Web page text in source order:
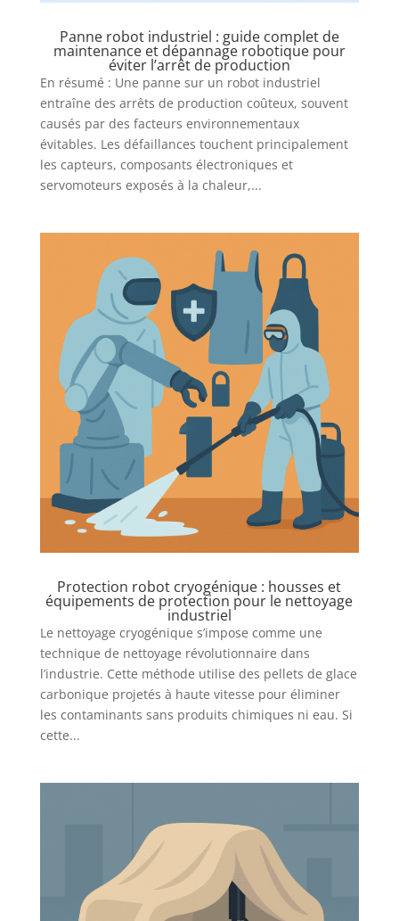
Panne robot industriel : guide complet de
maintenance et dépannage robotique pour
éviter l’arrêt de production
En résumé : Une panne sur un robot industriel
entraîne des arrêts de production coûteux, souvent
causés par des facteurs environnementaux
évitables. Les défaillances touchent principalement
les capteurs, composants électroniques et
servomoteurs exposés à la chaleur,...
Protection robot cryogénique : housses et
équipements de protection pour le nettoyage
industriel
Le nettoyage cryogénique s’impose comme une
technique de nettoyage révolutionnaire dans
l’industrie. Cette méthode utilise des pellets de glace
carbonique projetés à haute vitesse pour éliminer
les contaminants sans produits chimiques ni eau. Si
cette...